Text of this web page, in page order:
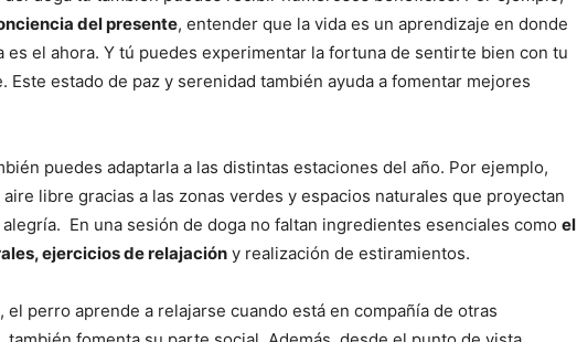
del presente, entender que la vida es un aprendizaje en donde
es el ahora. Y tú puedes experimentar la fortuna de sentirte bien con tu
Este estado de paz y serenidad también ayuda a fomentar mejores
puedes adaptarla a las distintas estaciones del año. Por ejemplo,
libre gracias a las zonas verdes y espacios naturales que proyectan
En una sesión de doga no faltan ingredientes esenciales como el
ejercicios de relajación y realización de estiramientos.
el perro aprende a relajarse cuando está en compañía de otras